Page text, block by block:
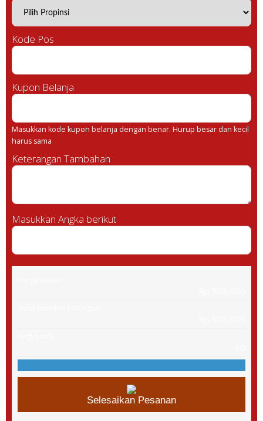
Kode Pos
Kupon Belanja
Masukkan kode kupon belanja dengan benar. Hurup besar dan kecil
harus sama
Keterangan Tambahan
Masukkan Angka berikut
Selesaikan Pesanan